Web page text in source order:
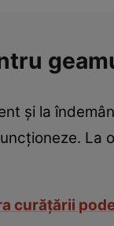
şi la
La
curăţării